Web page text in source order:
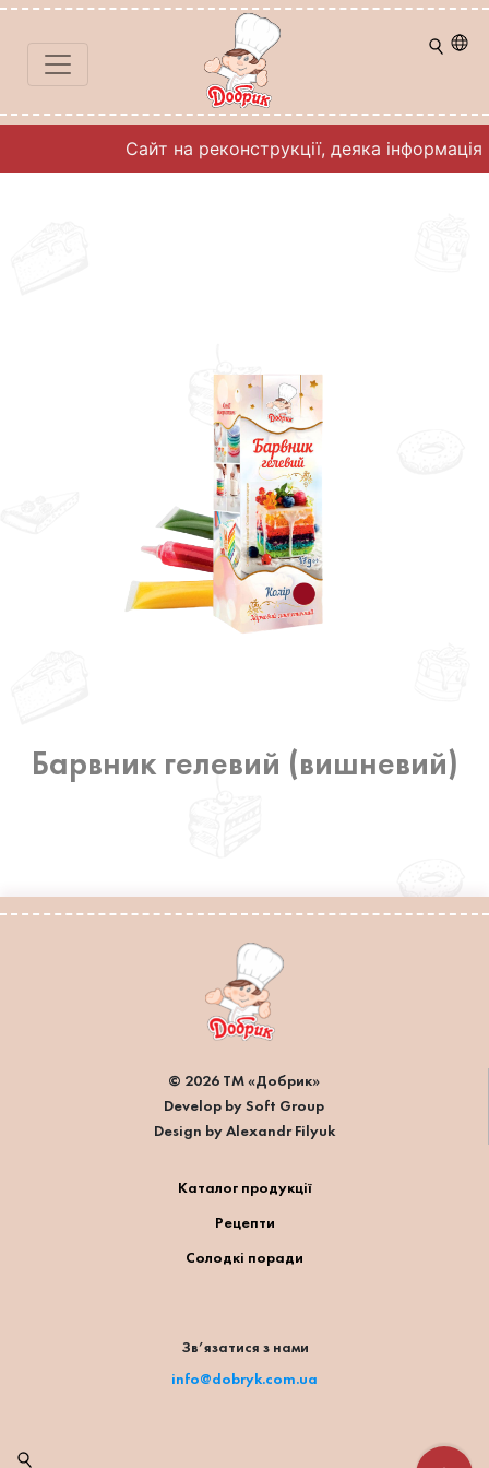
Сайт на реконструкції, деяка
Барвник гелевий (вишневий)
© 2026 ТМ «Добрик»
Develop by Soft Group
Design by Alexandr Filyuk
Каталог продукції
Рецепти
Солодкі поради
Зв’язатися з нами
info@dobryk.com.ua